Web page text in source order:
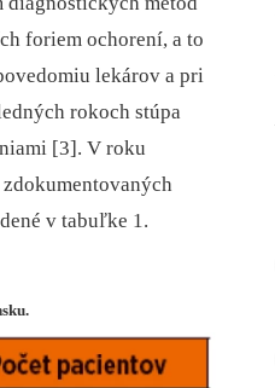
foriem ochorení, a to
lekárov a pri
rokoch stúpa
[3]. V roku
v tabuľke 1.